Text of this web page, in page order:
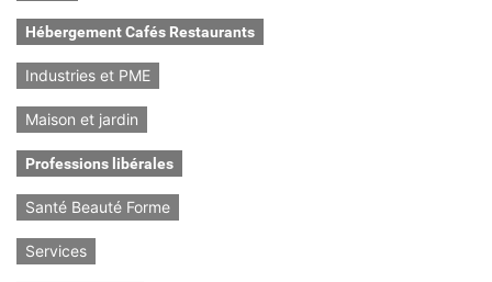
Hébergement Cafés Restaurants
Industries et PME
Maison et jardin
Professions libérales
Santé Beauté Forme
Services